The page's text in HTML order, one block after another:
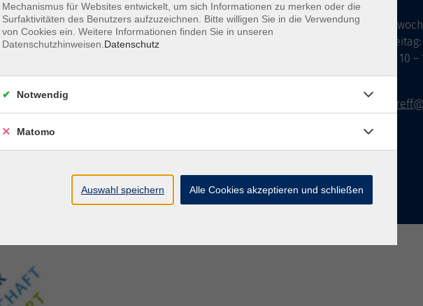
Aegidiistraße 70
48143 Münster
vhs@stadt-muenster.de
Lage im Stadtplan
Montag,
Dienstag,
Donnerstag: 10
Uhr)
vhs-
Mechanismus für Websites entwickelt, um sich Informationen zu merken oder die
Surfaktivitäten des Benutzers aufzuzeichnen. Bitte willigen Sie in die Verwendung
von Cookies ein. Weitere Informationen finden Sie in unseren
Datenschutzhinweisen. Datenschutz
Notwendig
Matomo
Auswahl speichern Alle Cookies akzeptieren und schließen